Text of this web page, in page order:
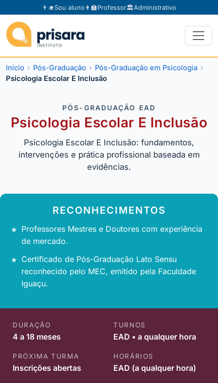
👨‍🎓Sou aluno 👩‍🏫Professor🏛️Administrativo
Início Pós-Graduação
Pós-Graduação em Psicologia
Psicologia Escolar E Inclusão
PÓS-GRADUAÇÃO EAD
Psicologia Escolar E Inclusão
Psicologia Escolar E Inclusão: fundamentos,
intervenções e prática profissional baseada em
evidências.
RECONHECIMENTOS
Professores Mestres e Doutores com experiência
de mercado.
Certificado de Pós-Graduação Lato Sensu
reconhecido pelo MEC, emitido pela Faculdade
Iguaçu.
DURAÇÃO
4 a 18 meses
TURNOS
EAD • a qualquer hora
PRÓXIMA TURMA
Inscrições abertas
HORÁRIOS
EAD (a qualquer hora)